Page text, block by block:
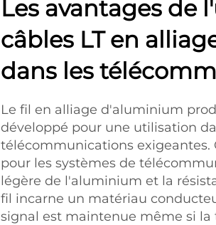
Les avantages de
câbles LT en
dans les
Le fil en alliage d'aluminium
développé pour une utilisation
télécommunications exigeantes.
pour les systèmes de
légère de l'aluminium et la
fil incarne un matériau
signal est maintenue même si la